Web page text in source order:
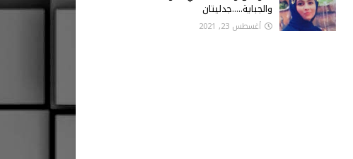
والجباية.....جدليتان
أغسطس 23, 2021